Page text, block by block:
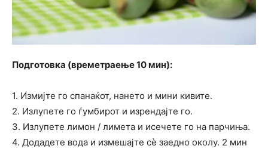
Подготовка (времетраење 10 мин):
1. Измијте го спанаќот, нането и мини кивите.
2. Излупете го ѓумбирот и изрендајте го.
3. Излупете лимон / лимета и исечете го на парчиња.
4. Додадете вода и измешајте сè заедно околу. 2 мин